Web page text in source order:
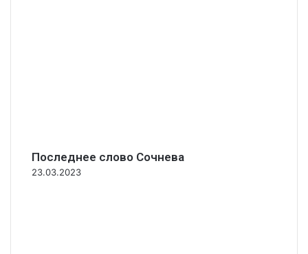
Последнее слово Сочнева
23.03.2023